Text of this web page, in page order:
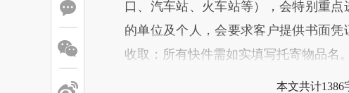
口、汽车站、火车站等），会特别重
的单位及个人，会要求客户提供书面
收取；所有快件需如实填写托寄物品名。
本文共计1386